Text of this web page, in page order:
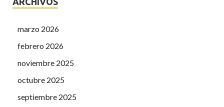
marzo 2026
febrero 2026
noviembre 2025
octubre 2025
septiembre 2025